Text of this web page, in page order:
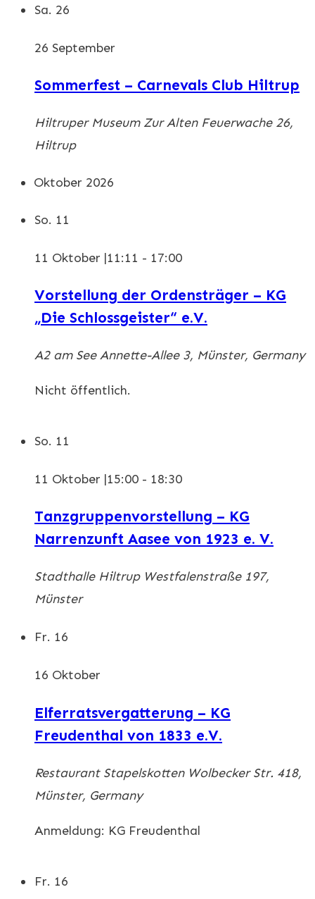
Sa. 26
26 September
Sommerfest – Carnevals Club Hiltrup
Hiltruper Museum Zur Alten Feuerwache 26,
Hiltrup
Oktober 2026
So. 11
11 Oktober |11:11 - 17:00
Vorstellung der Ordensträger – KG
„Die Schlossgeister“ e.V.
A2 am SeeAnnette-Allee 3, Münster, Germany
Nicht öffentlich.
So. 11
11 Oktober |15:00 - 18:30
Tanzgruppenvorstellung – KG
Narrenzunft Aasee von 1923 e. V.
Stadthalle Hiltrup Westfalenstraße 197,
Münster
Fr. 16
16 Oktober
Elferratsvergatterung – KG
Freudenthal von 1833 e.V.
Restaurant Stapelskotten Wolbecker Str. 418,
Münster, Germany
Anmeldung: KG Freudenthal
Fr. 16